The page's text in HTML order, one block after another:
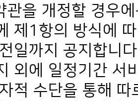
을 개정할 경우
제1항의 방식에
일까지 공지합니
외에 일정기간 서
적 수단을 통해